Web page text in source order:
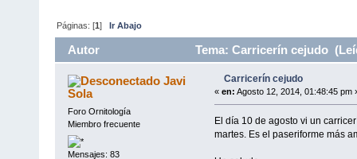
Páginas: [1]Ir Abajo
Autor Tema: Carricerín cejudo
Javi
Sola
Foro Ornitología
Miembro frecuente
Mensajes: 83
Carricerín cejudo
« en: Agosto 12, 2014, 01:48:45 pm
El día 10 de agosto vi un
martes. Es el paseriforme más